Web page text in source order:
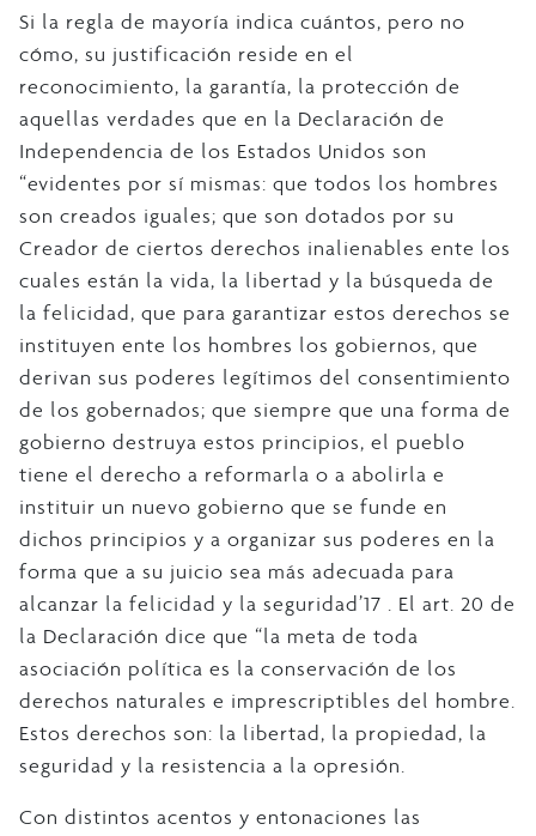
Si la regla de mayoría indica cuántos, pero no
cómo, su justificación reside en el
reconocimiento, la garantía, la protección de
aquellas verdades que en la Declaración de
Independencia de los Estados Unidos son
“evidentes por sí mismas: que todos los hombres
son creados iguales; que son dotados por su
Creador de ciertos derechos inalienables ente los
cuales están la vida, la libertad y la búsqueda de
la felicidad, que para garantizar estos derechos se
instituyen ente los hombres los gobiernos, que
derivan sus poderes legítimos del consentimiento
de los gobernados; que siempre que una forma de
gobierno destruya estos principios, el pueblo
tiene el derecho a reformarla o a abolirla e
instituir un nuevo gobierno que se funde en
dichos principios y a organizar sus poderes en la
forma que a su juicio sea más adecuada para
alcanzar la felicidad y la seguridad’17 . El art. 20 de
la Declaración dice que “la meta de toda
asociación política es la conservación de los
derechos naturales e imprescriptibles del hombre.
Estos derechos son: la libertad, la propiedad, la
seguridad y la resistencia a la opresión.
Con distintos acentos y entonaciones las